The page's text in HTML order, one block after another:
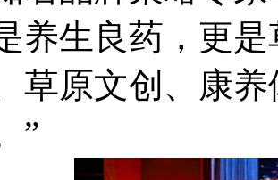
养生良药，更
草原文创、康
”